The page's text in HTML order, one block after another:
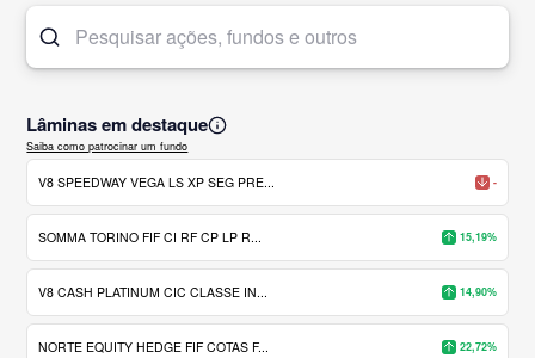
Lâminas em destaque
Saiba como patrocinar um fundo
V8 SPEEDWAY VEGA LS XP SEG PRE... -
SOMMA TORINO FIF CI RF CP LP R... 15,19%
V8 CASH PLATINUM CIC CLASSE IN... 14,90%
NORTE EQUITY HEDGE FIF COTAS F... 22,72%